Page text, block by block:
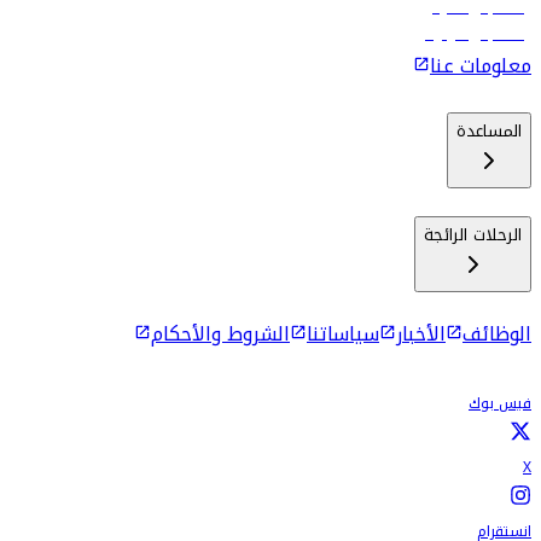
رحلات إلى ماليه
رحلات إلى كولومبو
معلومات عنا
المساعدة
الرحلات الرائجة
الوظائف الأخبار سياساتنا الشروط والأحكام
فيس بوك
X
انستقرام